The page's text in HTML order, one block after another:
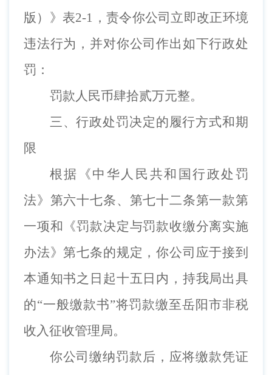
版）》 表2-1 ， 责令你公司立即改正环境
违法行为 ，并对你公司作出如下行政处
罚：
罚款人民币肆拾贰万元整。
三、行政处罚决定的履行方式和期
限
根据《中华人民共和国行政处罚
法》第六十七条、第七十二条第一款第
一项和《罚款决定与罚款收缴分离实施
办法》第七条的规定，你公司 应于接到
本通知书之日起十五日内，持我局出具
的“一般缴款书”将罚款缴至岳阳市非税
收入征收管理局。
你公司缴纳罚款后，应将缴款凭证